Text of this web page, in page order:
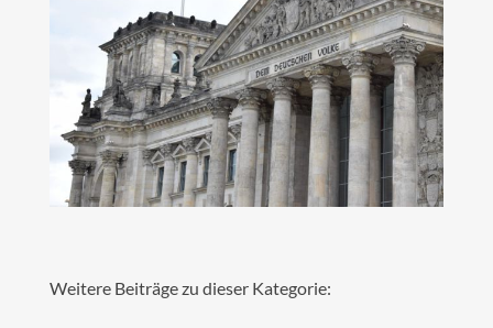
Weitere Beiträge zu dieser Kategorie: